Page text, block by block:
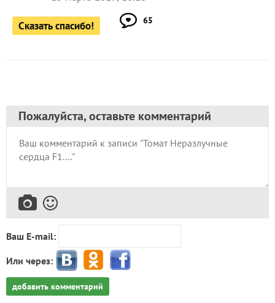
Сказать спасибо! 65
Пожалуйста, оставьте комментарий
Ваш E-mail:
Или через:
добавить комментарий